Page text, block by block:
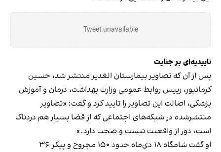
Tweet unavailable
تاییدیه‌ای بر جنایت
پس از آن که تصاویر بیمارستان الغدیر منتشر شد، حسین
کرمانپور، رییس روابط عمومی وزارت بهداشت، درمان و آموزش
پزشکی، اصالت این تصاویر را تایید کرد و گفت: «تصاویر
منتشرشده در شبکه‌های اجتماعی که از قضا بسیار هم دردناک
است، دور از واقعیت نیست و صحت دارد.»
او گفت شامگاه ۱۸ دی‌ماه حدود ۱۵۰ مجروح و پیکر ۳۶